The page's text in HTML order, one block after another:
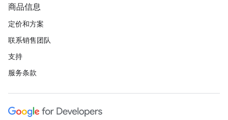
商品信息
定价和方案
联系销售团队
支持
服务条款